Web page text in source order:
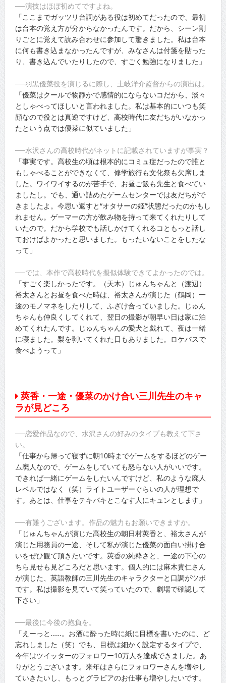
──演技はほぼ初めてですよね。
「ここまでガッツリ台詞がある役は初めてだったので、最初
は台本の覚え方が分からなかったんです。だから、シーン割
りごとに覚えて読み合わせに参加して驚きました。私は台本
に何も書き込まなかったんですが、みなさんは付箋を貼った
り、書き込んでいたりしたので、すごく勉強になりました」
──羽黒優菜役を演じるに際し、土岐洋介監督からの演出は。
「優菜はクールで物静かで感情的にならないコだから、淡々
としゃべってほしいと言われました。私は基本的にいつも笑
顔なので役とは真逆ですけど、高校時代に友だちがいなかっ
たという点では優菜に似ていました」
──水沢さんの高校時代がネットに記載されていますが事実？
「事実です。高校生の頃は根本的にコミュ症だったので誰と
もしゃべることができなくて、修学旅行も文化祭も欠席しま
した。ワイワイするのが苦手で、お昼ご飯も先生と食べてい
ましたし。でも、通い詰めたゲームセンターでは友だちがで
きましたよ。今思い返すと“オタサーの姫”状態だったのかもし
れません。ゲーマーの方が飲み物を持って来てくれたりして
いたので。だから学校でも話しかけてくれるコともっと話し
ておけばよかったと思いました。もったいないことをしたな
って」
──では、本作で高校時代を擬似体験できてよかったのでは。
「すごく楽しかったです。（天木）じゅんちゃんと（渡辺）
裕太さんとお昼を食べた時は、裕太さんが演じた（鶴岡）一
途のモノマネをしたりして、ふざけ合っていました。じゅん
ちゃんも仲良くしてくれて、翌日の撮影が朝早い日は家に泊
めてくれたんです。じゅんちゃんの愛犬と戯れて、夜は一緒
に寝ました。梨を剥いてくれた日もありました。ロケバスで
食べようって」
莢香・一途・優菜のかけ合い三川先生のキャ
ラが見どころ
──恋愛作品なので、水沢さんの好みのタイプも教えて下さ
い。
「仕事から帰って寝ずに朝10時までゲームをするほどのゲー
ム廃人なので、ゲームをしていても怒らない人がいいです。
できれば一緒にゲームをしたいんですけど、私のような廃人
レベルではなく（笑）ライトユーザーぐらいの人が理想で
す。あとは、仕事をテキパキとこなす人にキュンとします」
──有難うございます。作品の魅力もお願いできますか。
「じゅんちゃんが演じた高校生の朝日村莢香と、裕太さんが
演じた用務員の一途、そして私が演じた優菜の面白い掛け合
いをぜひ観て頂きたいです。莢香の純粋さと、一途の下心の
ちら見せも見どころだと思います。個人的には麻木貴仁さん
が演じた、英語教師の三川先生のキャラクターと口調がツボ
です。私は撮影を見ていて笑っていたので、劇場で確認して
下さい」
──最後に今後の抱負を。
「えーっと……。お酒に酔った時に紙に目標を書いたのに、ど
忘れしました（笑）でも、目標は細かく設定するタイプで、
今年はツイッターのフォロワー10万人を達成できました。あ
りがとうございます。来年はさらにフォロワーさんを増やし
ていきたいし、もっとグラビアのお仕事も増やしたいです。